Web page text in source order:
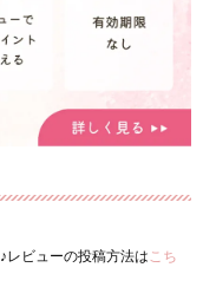
レビューの投稿方法は こち